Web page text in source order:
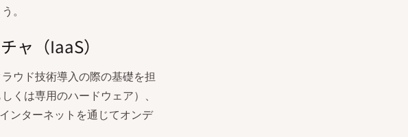
。
ャ（IaaS）
ウド技術導入の際の基礎を担
くは専用のハードウェア）、
ンターネットを通じてオンデ